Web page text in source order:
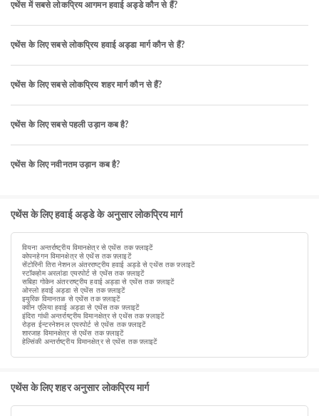
एथेंस में सबसे लोकप्रिय आगमन हवाई अड्डे कौन से हैं?
एथेंस के लिए सबसे लोकप्रिय हवाई अड्डा मार्ग कौन से हैं?
एथेंस के लिए सबसे लोकप्रिय शहर मार्ग कौन से हैं?
एथेंस के लिए सबसे पहली उड़ान कब है?
एथेंस के लिए नवीनतम उड़ान कब है?
एथेंस के लिए हवाई अड्डे के अनुसार लोकप्रिय मार्ग
वियना अन्तर्राष्ट्रीय विमानक्षेत्र से एथेंस तक फ़्लाइटें
कोपनहेगन विमानक्षेत्र से एथेंस तक फ़्लाइटें
सेंटोरिनी तिरा नेशनल अंतरराष्ट्रीय हवाई अड्डे से एथेंस तक फ़्लाइटें
स्टॉकहोम अरलांडा एयरपोर्ट से एथेंस तक फ़्लाइटें
सबिहा गोकेन अंतरराष्ट्रीय हवाई अड्डा से एथेंस तक फ़्लाइटें
ओस्लो हवाई अड्डा से एथेंस तक फ़्लाइटें
झ्युरिक विमानतळ से एथेंस तक फ़्लाइटें
क्वीन एलिया हवाई अड्डा से एथेंस तक फ़्लाइटें
इंदिरा गांधी अन्तर्राष्ट्रीय विमानक्षेत्र से एथेंस तक फ़्लाइटें
रोड्स ईन्टरनेशनल एयरपोर्ट से एथेंस तक फ़्लाइटें
शारजाह विमानक्षेत्र से एथेंस तक फ़्लाइटें
हेल्सिंकी अन्तर्राष्ट्रीय विमानक्षेत्र से एथेंस तक फ़्लाइटें
एथेंस के लिए शहर अनुसार लोकप्रिय मार्ग